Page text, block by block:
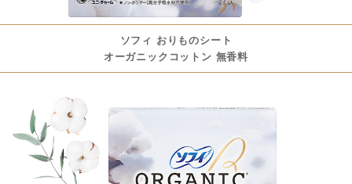
ソフィ おりものシート
オーガニックコットン 無香料